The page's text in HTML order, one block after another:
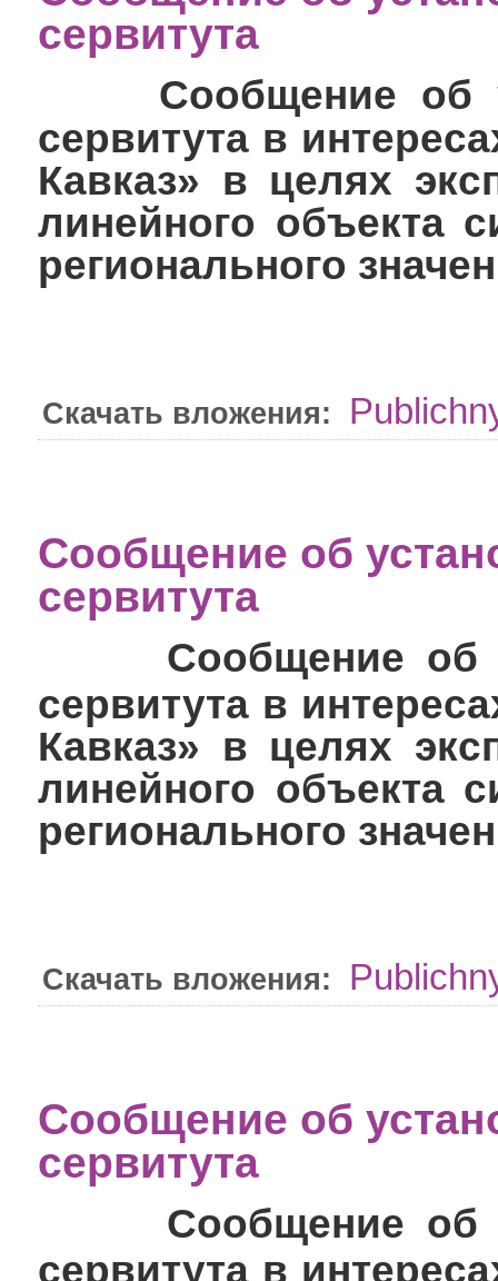
сервитута
Сообщение об
сервитута в
Кавказ» в целях
линейного объекта
регионального
Скачать вложения:
Сообщение об
сервитута
Сообщение об
сервитута в
Кавказ» в целях
линейного объекта
регионального
Скачать вложения:
Сообщение об
сервитута
Сообщение об
сервитута в